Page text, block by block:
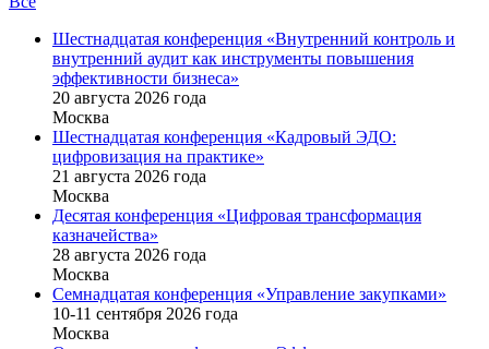
Шестнадцатая конференция «Внутренний контроль и
внутренний аудит как инструменты повышения
эффективности бизнеса»
20 августа 2026 года
Москва
Шестнадцатая конференция «Кадровый ЭДО:
цифровизация на практике»
21 августа 2026 года
Москва
Десятая конференция «Цифровая трансформация
казначейства»
28 августа 2026 года
Москва
Семнадцатая конференция «Управление закупками»
10-11 сентября 2026 года
Москва